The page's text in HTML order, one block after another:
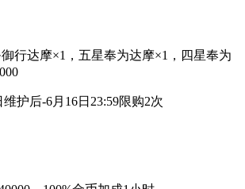
行达摩×1，五星奉为达摩×1，四星奉为
护后-6月16日23:59限购2次